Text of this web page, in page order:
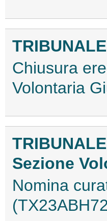
Chiusura
Volontaria
Sezione
Nomina